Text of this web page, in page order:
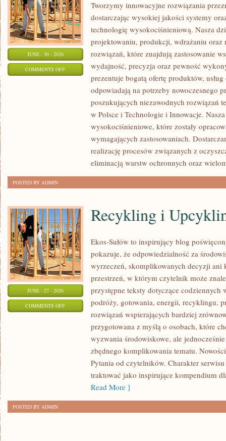
JUNE - 30 - 2026
COMMENTS OFFON
PRZEMYSŁ
Tworzymy innowacyjne rozwiązania
dostarczając wysokiej jakości systemy
technologię wysokociśnieniową. Nasza
projektowaniu, produkcji, wdrażaniu oraz
rozwiązań, które znajdują zastosowanie
wydajność, precyzja oraz pewność
prezentuje bogatą ofertę produktów,
odpowiadają na potrzeby nowoczesnego
poszukujących niezawodnych rozwiązań
w Polsce i Technologie i Innowacje.
wysokociśnieniowe, które zostały
wymagających zastosowaniach.
realizację procesów związanych z
eliminacją warstw ochronnych oraz
POSTED BY ADMIN
JUNE - 27 - 2026
COMMENTS OFFON
RECYKLING
UPCYKLING
Recykling i
Ekos-Sułów to inspirujący blog
pokazuje, że odpowiedzialność za
wyrzeczeń, skomplikowanych decyzji ani
przestrzeń, w którym czytelnik może
przystępne teksty dotyczące
podróży, gotowania, energii, recyklingu,
rozwiązań wspierających bardziej
przygotowana z myślą o osobach, które
wyzwania środowiskowe, ale
zbędnego komplikowania tematu.
Pytania od czytelników. Charakter
traktować jako inspirujące kompendium
Read More ]
POSTED BY ADMIN